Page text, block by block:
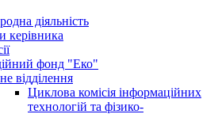
діяльність
керівника
фонд "Еко"
відділення
Циклова комісія інформаційних
технологій та фізико-